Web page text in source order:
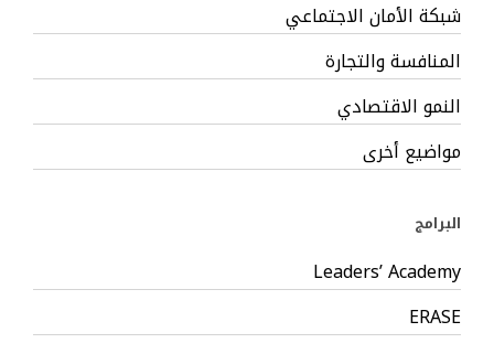
شبكة الأمان الاجتماعي
المنافسة والتجارة
النمو الاقتصادي
مواضيع أخرى
البرامج
Leaders’ Academy
ERASE